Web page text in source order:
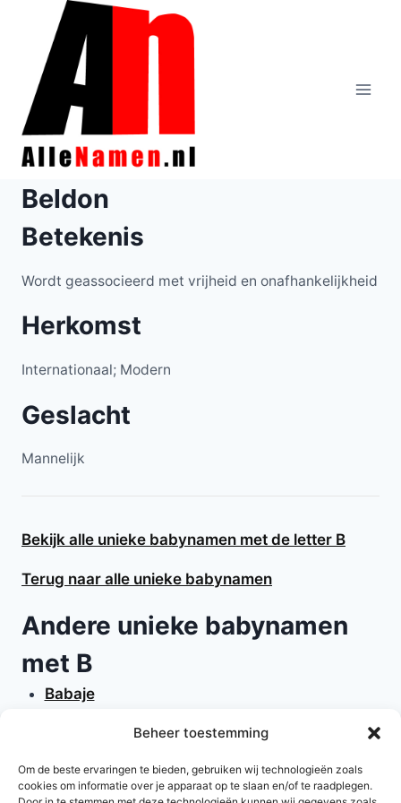
Beheer toestemming
Om de beste ervaringen te bieden, gebruiken wij technologieën zoals
cookies om informatie over je apparaat op te slaan en/of te raadplegen.
Doorgaan
inhoud
Beldon
Betekenis
Wordt geassocieerd met vrijheid en onafhankelijkheid
Herkomst
Internationaal; Modern
Geslacht
Mannelijk
Bekijk alle unieke babynamen met de letter B
Terug naar alle unieke babynamen
Andere unieke babynamen
met B
Babaje
Bliss
Barnabas